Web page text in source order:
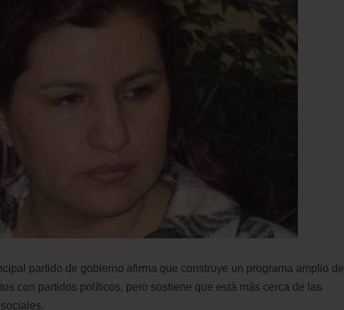
partido de gobierno afirma que construye un programa amplio de
con partidos políticos, pero sostiene que está más cerca de las